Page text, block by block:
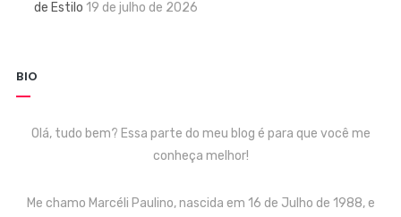
de Estilo 19 de julho de 2026
BIO
Olá, tudo bem? Essa parte do meu blog é para que você me
conheça melhor!
Me chamo Marcéli Paulino, nascida em 16 de Julho de 1988, e